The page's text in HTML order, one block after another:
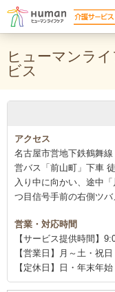
ヒューマンラ
ビス
アクセス
名古屋市営地下鉄鶴舞
営バス「前山町」下車
入り中に向かい、途中
つ目信号手前の右側ツ
営業・対応時間
【サービス提供時間】
【営業日】月～土・祝日
【定休日】日・年末年始